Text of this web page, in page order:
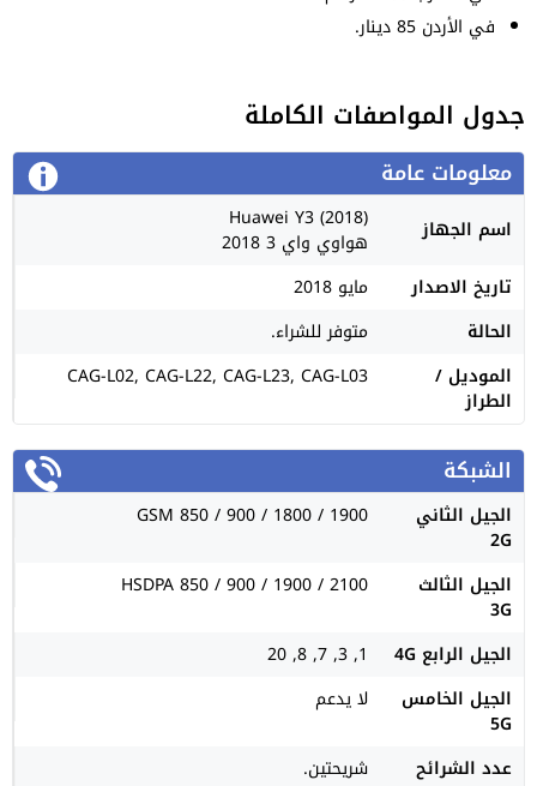
في الأردن 85 دينار.
جدول المواصفات الكاملة
معلومات عامة
اسم الجهاز Huawei Y3 (2018)
هواوي واي 3 2018
تاريخ الاصدار
مايو 2018
الحالة
متوفر للشراء.
الموديل /
الطراز
CAG-L02, CAG-L22, CAG-L23, CAG-L03
الشبكة
الجيل الثاني
2G
GSM 850 / 900 / 1800 / 1900
الجيل الثالث
3G
HSDPA 850 / 900 / 1900 / 2100
الجيل الرابع 4G
1, 3, 7, 8, 20
الجيل الخامس
5G
لا يدعم
عدد الشرائح
شريحتين.